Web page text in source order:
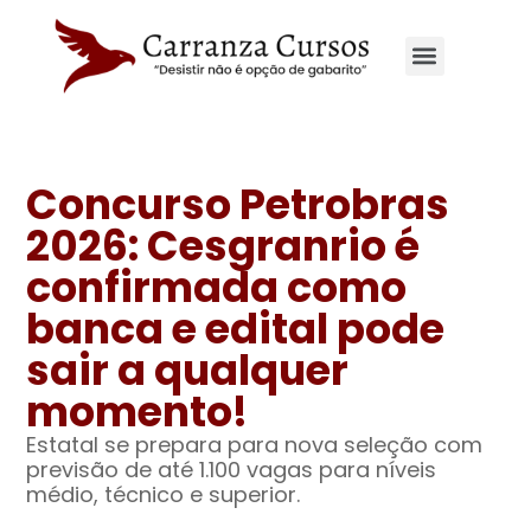
Concurso Petrobras
2026: Cesgranrio é
confirmada como
banca e edital pode
sair a qualquer
momento!
Estatal se prepara para nova seleção com
previsão de até 1.100 vagas para níveis
médio, técnico e superior.